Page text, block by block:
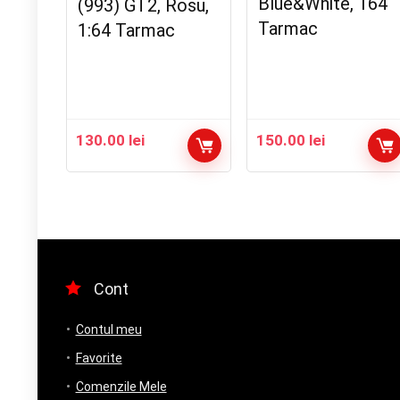
(993) GT2, Rosu,
1:64 Tarmac
130.00 lei
Tarmac
150.00 lei
Cont
Contul meu
Favorite
Comenzile Mele